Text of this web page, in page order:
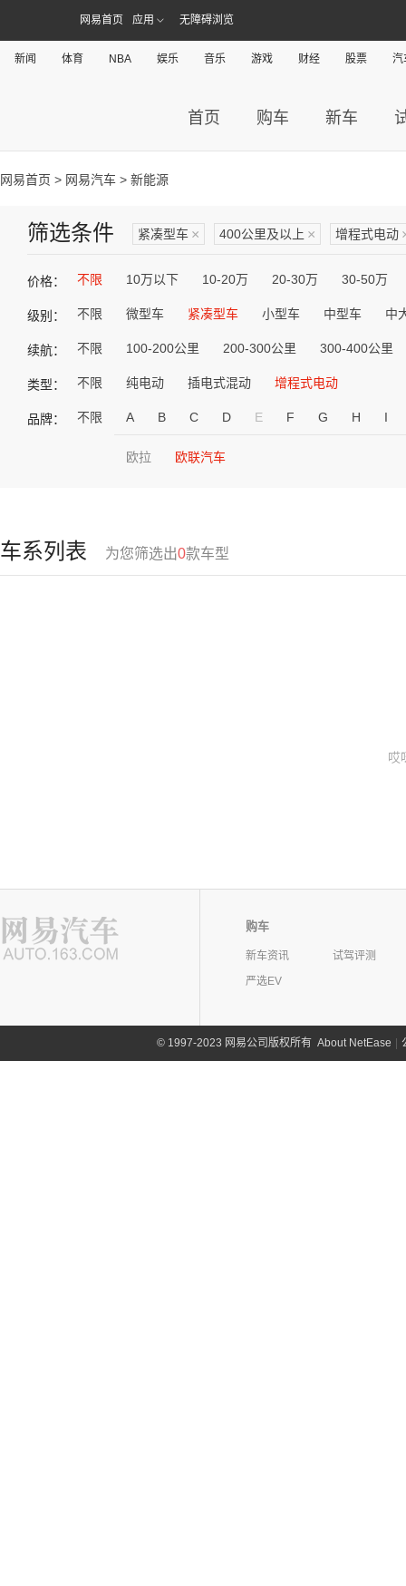
网易首页 应用 无障碍浏览
新闻 体育 NBA 娱乐 音乐 游戏 财经 股票 汽
首页 购车 新车
网易首页 > 网易汽车 > 新能源
筛选条件 紧凑型车 × 400公里及以上 × 增程式电动
价格： 不限 10万以下 10-20万 20-30万 30-50万
级别： 不限 微型车 紧凑型车 小型车 中型车 中
续航： 不限 100-200公里 200-300公里 300-400公里
类型： 不限 纯电动 插电式混动 增程式电动
品牌： 不限 A B C D E F G H I
欧拉 欧联汽车
车系列表 为您筛选出0款车型
哎
购车
新车资讯
试驾评测
严选EV
©1997-2023 网易公司版权所有 About NetEase